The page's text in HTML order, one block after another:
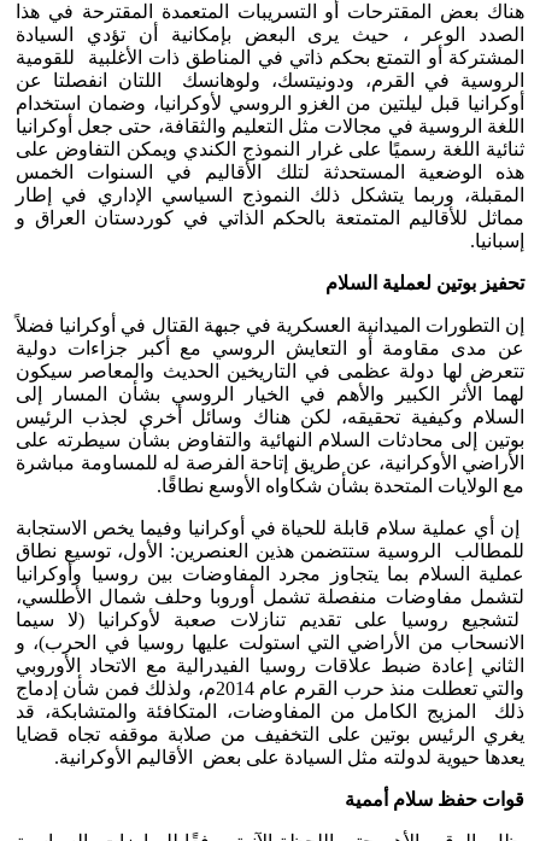
هناك بعض المقترحات أو التسريبات المتعمدة المقترحة في هذا
الصدد الوعر ، حيث يرى البعض بإمكانية أن تؤدي السيادة
المشتركة أو التمتع بحكم ذاتي في المناطق ذات الأغلبية للقومية
الروسية في القرم، ودونيتسك، ولوهانسك اللتان انفصلتا عن
أوكرانيا قبل ليلتين من الغزو الروسي لأوكرانيا، وضمان استخدام
اللغة الروسية في مجالات مثل التعليم والثقافة، حتى جعل أوكرانيا
ثنائية اللغة رسميًا على غرار النموذج الكندي ويمكن التفاوض على
هذه الوضعية المستحدثة لتلك الأقاليم في السنوات الخمس
المقبلة، وربما يتشكل ذلك النموذج السياسي الإداري في إطار
مماثل للأقاليم المتمتعة بالحكم الذاتي في كوردستان العراق و
إسبانيا.
تحفيز بوتين لعملية السلام
إن التطورات الميدانية العسكرية في جبهة القتال في أوكرانيا فضلاً
عن مدى مقاومة أو التعايش الروسي مع أكبر جزاءات دولية
تتعرض لها دولة عظمى في التاريخين الحديث والمعاصر سيكون
لهما الأثر الكبير والأهم في الخيار الروسي بشأن المسار إلى
السلام وكيفية تحقيقه، لكن هناك وسائل أخرى لجذب الرئيس
بوتين إلى محادثات السلام النهائية والتفاوض بشأن سيطرته على
الأراضي الأوكرانية، عن طريق إتاحة الفرصة له للمساومة مباشرة
مع الولايات المتحدة بشأن شكاواه الأوسع نطاقًا.
إن أي عملية سلام قابلة للحياة في أوكرانيا وفيما يخص الاستجابة
للمطالب الروسية ستتضمن هذين العنصرين: الأول، توسيع نطاق
عملية السلام بما يتجاوز مجرد المفاوضات بين روسيا وأوكرانيا
لتشمل مفاوضات منفصلة تشمل أوروبا وحلف شمال الأطلسي،
لتشجيع روسيا على تقديم تنازلات صعبة لأوكرانيا (لا سيما
الانسحاب من الأراضي التي استولت عليها روسيا في الحرب)، و
الثاني إعادة ضبط علاقات روسيا الفيدرالية مع الاتحاد الأوروبي
والتي تعطلت منذ حرب القرم عام 2014م، ولذلك فمن شأن إدماج
ذلك المزيج الكامل من المفاوضات، المتكافئة والمتشابكة، قد
يغري الرئيس بوتين على التخفيف من صلابة موقفه تجاه قضايا
يعدها حيوية لدولته مثل السيادة على بعض الأقاليم الأوكرانية.
قوات حفظ سلام أممية